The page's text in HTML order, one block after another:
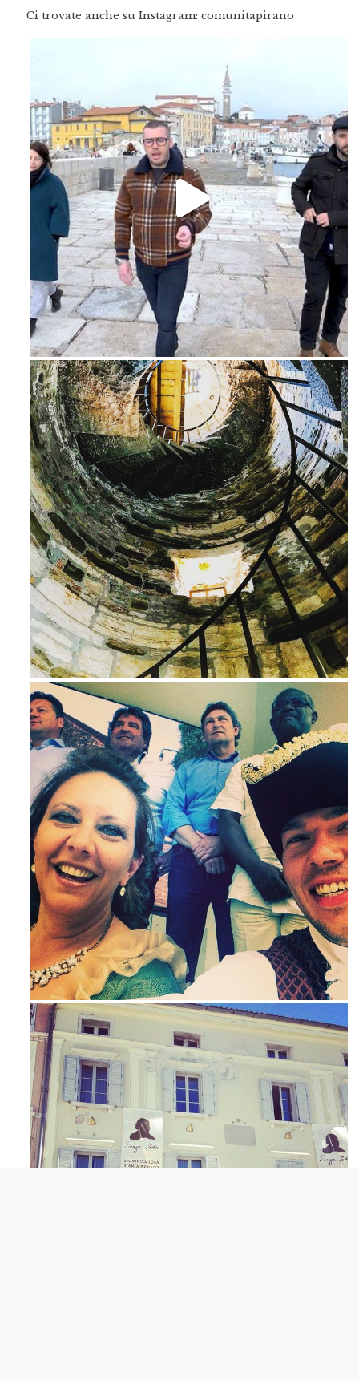
Ci trovate anche su Instagram: comunitapirano
Feb 16
Ago 3
Mag 23